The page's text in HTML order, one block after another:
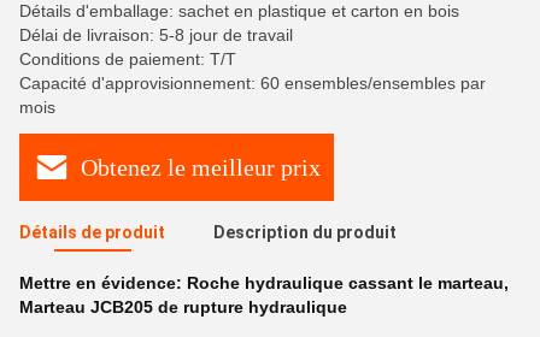
Détails d'emballage: sachet en plastique et carton en bois
Délai de livraison: 5-8 jour de travail
Conditions de paiement: T/T
Capacité d'approvisionnement: 60 ensembles/ensembles par
mois
Obtenez le meilleur prix
Détails de produit Description du produit
Mettre en évidence: Roche hydraulique cassant le marteau,
Marteau JCB205 de rupture hydraulique